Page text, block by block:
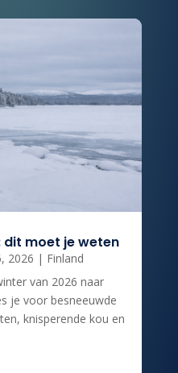
dit moet je weten
2026 | Finland
van 2026 naar
je voor besneeuwde
knisperende kou en